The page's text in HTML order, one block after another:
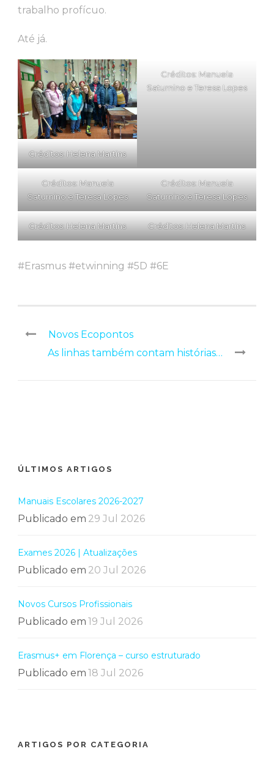
trabalho profícuo.
Até já.
Créditos: Helena Martins
Créditos: Manuela
Saturnino e Teresa Lopes
Créditos: Manuela
Saturnino e Teresa Lopes
Créditos: Manuela
Saturnino e Teresa Lopes
Créditos: Helena Martins Créditos: Helena Martins
#Erasmus #etwinning #5D #6E
Novos Ecopontos
As linhas também contam histórias…
ÚLTIMOS ARTIGOS
Manuais Escolares 2026-2027
Publicado em 29 Jul 2026
Exames 2026 | Atualizações
Publicado em 20 Jul 2026
Novos Cursos Profissionais
Publicado em 19 Jul 2026
Erasmus+ em Florença – curso estruturado
Publicado em 18 Jul 2026
ARTIGOS POR CATEGORIA